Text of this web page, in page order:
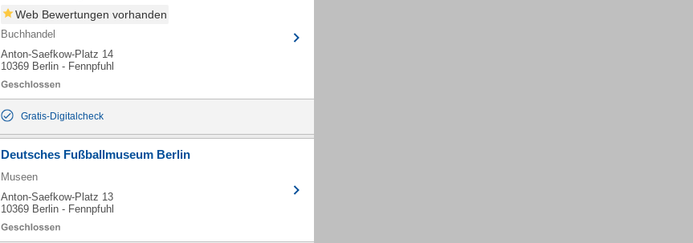
Web Bewertungen vorhanden
Buchhandel
Anton-Saefkow-Platz 14
10369 Berlin - Fennpfuhl
Gratis-Digitalcheck
Deutsches Fußballmuseum Berlin
Museen
Anton-Saefkow-Platz 13
10369 Berlin - Fennpfuhl